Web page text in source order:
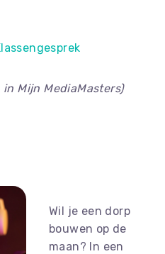
Mijn MediaMasters)
Wil je een dorp
bouwen op de
maan? In een